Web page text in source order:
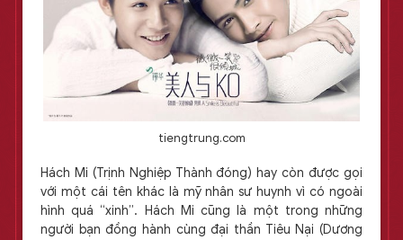
tiengtrung.com
Hách Mi (Trịnh Nghiệp Thành đóng) hay còn được gọi
với một cái tên khác là mỹ nhân sư huynh vì có ngoài
hình quá “xinh”. Hách Mi cũng là một trong những
người bạn đồng hành cùng đại thần Tiêu Nại (Dương